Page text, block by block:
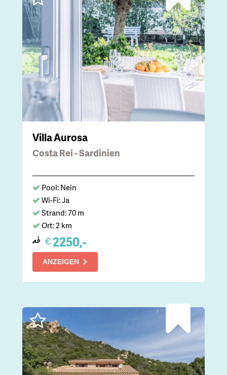
Villa Aurosa
Costa Rei - Sardinien
Pool: Nein
Wi-Fi: Ja
Strand: 70 m
Ort: 2 km
ab €2250,-
ANZEIGEN